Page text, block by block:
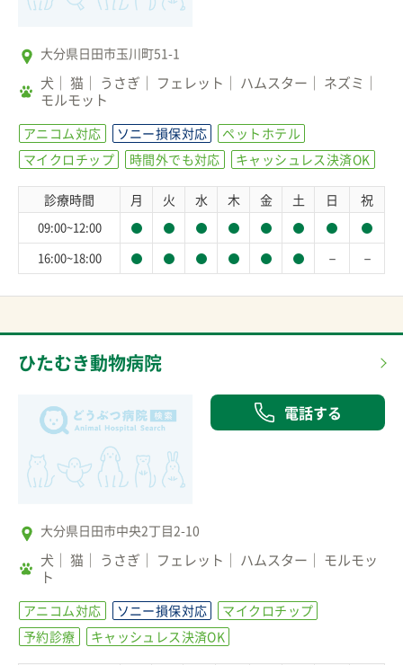
大分県日田市玉川町51-1
犬 猫 うさぎ フェレット ハムスター
ネズミ
モルモット
アニコム対応 ソニー損保対応
ペットホテル
マイクロチップ
時間外でも対応 キャッシュレス決済OK
診療時間 月 火 水 木 金 土 日 祝
09:00~12:00
16:00~18:00
－ －
ひたむき動物病院
電話する
大分県日田市中央2丁目2-10
犬 猫 うさぎ フェレット ハムスター
モルモッ
ト
アニコム対応 ソニー損保対応
マイクロチップ
予約診療
キャッシュレス決済OK